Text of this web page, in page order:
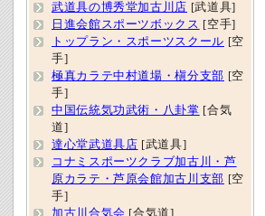
武道具の博秀堂加古川店 [武道具]
日進会館スポーツボックス [空手]
トップラン・スポーツスクール [空
手]
極真カラテ中村道場・槇分支部 [空
手]
中国伝統気功武術・八卦掌 [合気
道]
達心堂武道具店 [武道具]
コナミスポーツクラブ加古川・芦
原カラテ・芦原会館加古川支部 [空
手]
加古川合気会 [合気道]